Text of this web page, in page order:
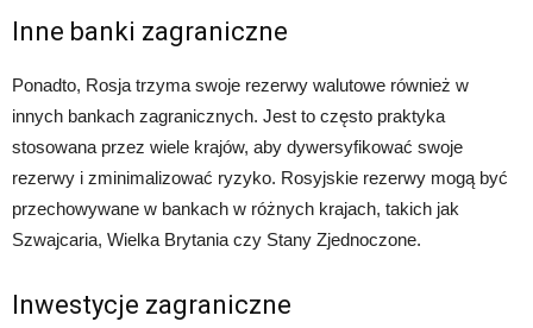
Inne banki zagraniczne
Ponadto, Rosja trzyma swoje rezerwy walutowe również w
innych bankach zagranicznych. Jest to często praktyka
stosowana przez wiele krajów, aby dywersyfikować swoje
rezerwy i zminimalizować ryzyko. Rosyjskie rezerwy mogą być
przechowywane w bankach w różnych krajach, takich jak
Szwajcaria, Wielka Brytania czy Stany Zjednoczone.
Inwestycje zagraniczne